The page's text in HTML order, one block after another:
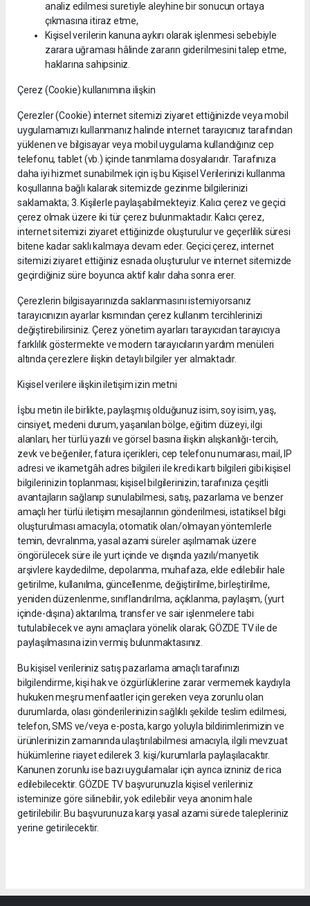
analiz edilmesi suretiyle aleyhine bir sonucun ortaya
çıkmasına itiraz etme,
Kişisel verilerin kanuna aykırı olarak işlenmesi sebebiyle
zarara uğraması hâlinde zararın giderilmesini talep etme,
haklarına sahipsiniz.
Çerez (Cookie) kullanımına ilişkin
Çerezler (Cookie) internet sitemizi ziyaret ettiğinizde veya mobil
uygulamamızı kullanmanız halinde internet tarayıcınız tarafından
yüklenen ve bilgisayar veya mobil uygulama kullandığınız cep
telefonu, tablet (vb.) içinde tanımlama dosyalarıdır. Tarafınıza
daha iyi hizmet sunabilmek için iş bu Kişisel Verilerinizi kullanma
koşullarına bağlı kalarak sitemizde gezinme bilgilerinizi
saklamakta; 3. Kişilerle paylaşabilmekteyiz. Kalıcı çerez ve geçici
çerez olmak üzere iki tür çerez bulunmaktadır. Kalıcı çerez,
internet sitemizi ziyaret ettiğinizde oluşturulur ve geçerlilik süresi
bitene kadar saklı kalmaya devam eder. Geçici çerez, internet
sitemizi ziyaret ettiğiniz esnada oluşturulur ve internet sitemizde
geçirdiğiniz süre boyunca aktif kalır daha sonra erer.
Çerezlerin bilgisayarınızda saklanmasını istemiyorsanız
tarayıcınızın ayarlar kısmından çerez kullanım tercihlerinizi
değiştirebilirsiniz. Çerez yönetim ayarları tarayıcıdan tarayıcıya
farklılık göstermekte ve modern tarayıcıların yardım menüleri
altında çerezlere ilişkin detaylı bilgiler yer almaktadır.
Kişisel verilere ilişkin iletişim izin metni
İşbu metin ile birlikte, paylaşmış olduğunuz isim, soy isim, yaş,
cinsiyet, medeni durum, yaşanılan bölge, eğitim düzeyi, ilgi
alanları, her türlü yazılı ve görsel basına ilişkin alışkanlığı-tercih,
zevk ve beğeniler, fatura içerikleri, cep telefonu numarası, mail, IP
adresi ve ikametgâh adres bilgileri ile kredi kartı bilgileri gibi kişisel
bilgilerinizin toplanması; kişisel bilgilerinizin; tarafınıza çeşitli
avantajların sağlanıp sunulabilmesi, satış, pazarlama ve benzer
amaçlı her türlü iletişim mesajlarının gönderilmesi, istatiksel bilgi
oluşturulması amacıyla; otomatik olan/olmayan yöntemlerle
temin, devralınma, yasal azami süreler aşılmamak üzere
öngörülecek süre ile yurt içinde ve dışında yazılı/manyetik
arşivlere kaydedilme, depolanma, muhafaza, elde edilebilir hale
getirilme, kullanılma, güncellenme, değiştirilme, birleştirilme,
yeniden düzenlenme, sınıflandırılma, açıklanma, paylaşım, (yurt
içinde-dışına) aktarılma, transfer ve sair işlenmelere tabi
tutulabilecek ve aynı amaçlara yönelik olarak; GÖZDE TV ile de
paylaşılmasına izin vermiş bulunmaktasınız.
Bu kişisel verileriniz satış pazarlama amaçlı tarafınızı
bilgilendirme, kişi hak ve özgürlüklerine zarar vermemek kaydıyla
hukuken meşru menfaatler için gereken veya zorunlu olan
durumlarda, olası gönderilerinizin sağlıklı şekilde teslim edilmesi,
telefon, SMS ve/veya e-posta, kargo yoluyla bildirimlerimizin ve
ürünlerinizin zamanında ulaştırılabilmesi amacıyla, ilgili mevzuat
hükümlerine riayet edilerek 3. kişi/kurumlarla paylaşılacaktır.
Kanunen zorunlu ise bazı uygulamalar için ayrıca izniniz de rica
edilebilecektir. GÖZDE TV başvurunuzla kişisel verileriniz
isteminize göre silinebilir, yok edilebilir veya anonim hale
getirilebilir. Bu başvurunuza karşı yasal azami sürede talepleriniz
yerine getirilecektir.